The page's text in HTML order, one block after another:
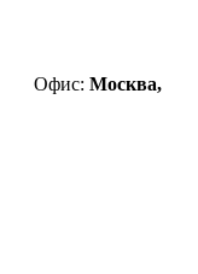
Офис: Москва,